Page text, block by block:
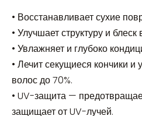
• Восстанавливает сухие
• Улучшает структуру и блеск
• Увлажняет и глубоко
• Лечит секущиеся кончики
волос до 70%.
• UV-защита —
защищает от UV-лучей.